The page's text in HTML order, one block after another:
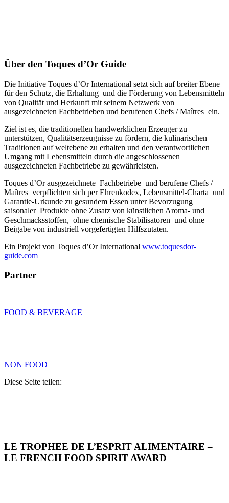
Über den Toques d’Or Guide
Die Initiative Toques d’Or International setzt sich auf breiter Ebene
für den Schutz, die Erhaltung und die Förderung von Lebensmitteln
von Qualität und Herkunft mit seinem Netzwerk von
ausgezeichneten Fachbetrieben und berufenen Chefs / Maîtres ein.
Ziel ist es, die traditionellen handwerklichen Erzeuger zu
unterstützen, Qualitätserzeugnisse zu fördern, die kulinarischen
Traditionen auf weltebene zu erhalten und den verantwortlichen
Umgang mit Lebensmitteln durch die angeschlossenen
ausgezeichneten Fachbetriebe zu gewährleisten.
Toques d’Or ausgezeichnete Fachbetriebe und berufene Chefs /
Maîtres verpflichten sich per Ehrenkodex, Lebensmittel-Charta und
Garantie-Urkunde zu gesundem Essen unter Bevorzugung
saisonaler Produkte ohne Zusatz von künstlichen Aroma- und
Geschmacksstoffen, ohne chemische Stabilisatoren und ohne
Beigabe von industriell vorgefertigten Hilfszutaten.
Ein Projekt von Toques d’Or International www.toquesdor-
guide.com
Partner
FOOD & BEVERAGE
NON FOOD
Diese Seite teilen:
LE TROPHEE DE L’ESPRIT ALIMENTAIRE –
LE FRENCH FOOD SPIRIT AWARD